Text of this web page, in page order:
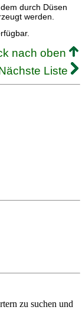
durch Düsen
werden.
nach oben
Liste
zu suchen und